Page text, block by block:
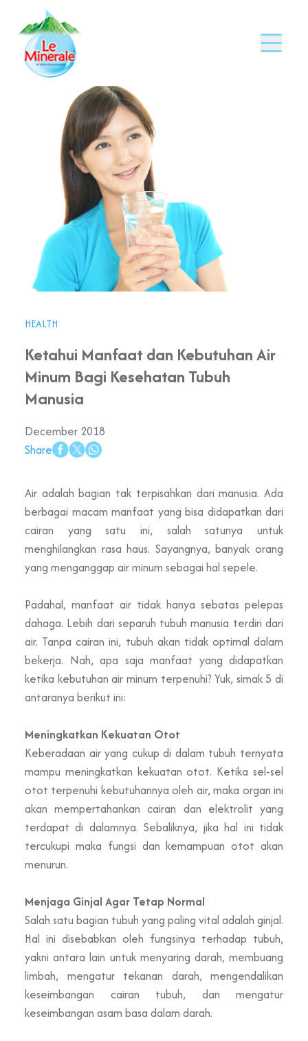
HEALTH
Ketahui Manfaat dan Kebutuhan Air
Minum Bagi Kesehatan Tubuh
Manusia
December 2018
Share
Air adalah bagian tak terpisahkan dari manusia. Ada
berbagai macam manfaat yang bisa didapatkan dari
cairan yang satu ini, salah satunya untuk
menghilangkan rasa haus. Sayangnya, banyak orang
yang menganggap air minum sebagai hal sepele.
Padahal, manfaat air tidak hanya sebatas pelepas
dahaga. Lebih dari separuh tubuh manusia terdiri dari
air. Tanpa cairan ini, tubuh akan tidak optimal dalam
bekerja. Nah, apa saja manfaat yang didapatkan
ketika kebutuhan air minum terpenuhi? Yuk, simak 5 di
antaranya berikut ini:
Meningkatkan Kekuatan Otot
Keberadaan air yang cukup di dalam tubuh ternyata
mampu meningkatkan kekuatan otot. Ketika sel-sel
otot terpenuhi kebutuhannya oleh air, maka organ ini
akan mempertahankan cairan dan elektrolit yang
terdapat di dalamnya. Sebaliknya, jika hal ini tidak
tercukupi maka fungsi dan kemampuan otot akan
menurun.
Menjaga Ginjal Agar Tetap Normal
Salah satu bagian tubuh yang paling vital adalah ginjal.
Hal ini disebabkan oleh fungsinya terhadap tubuh,
yakni antara lain untuk menyaring darah, membuang
limbah, mengatur tekanan darah, mengendalikan
keseimbangan cairan tubuh, dan mengatur
keseimbangan asam basa dalam darah.